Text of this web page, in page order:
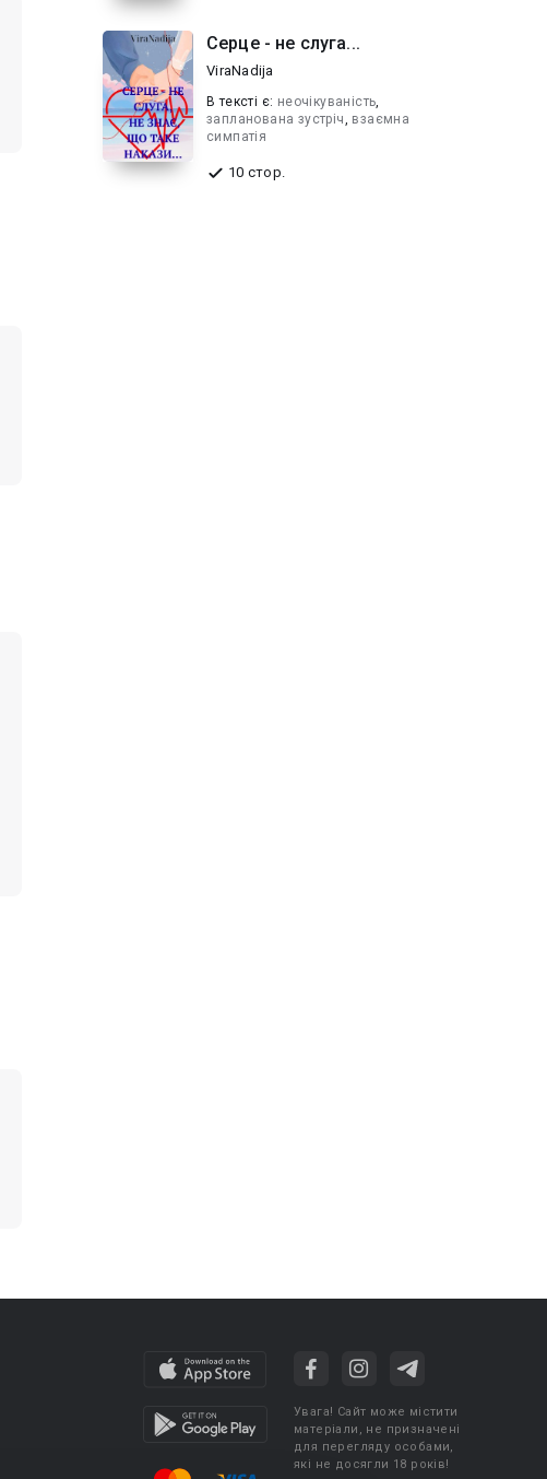
Серце - не слуга...
ViraNadija
В текcті є: неочікуваність,
запланована зустріч, взаємна
симпатія
10 стор.
Увага! Сайт може містити
матеріали, не призначені
для перегляду особами,
які не досягли 18 років!